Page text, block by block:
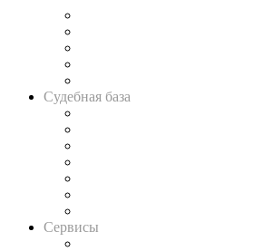
Судебная база
Сервисы